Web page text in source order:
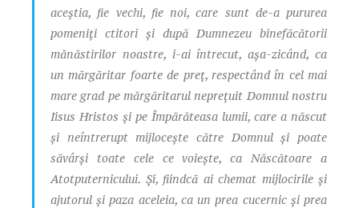
aceştia, fie vechi, fie noi, care sunt de-a pururea
pomeniţi ctitori şi după Dumnezeu binefăcătorii
mănăstirilor noastre, i-ai întrecut, aşa-zicând, ca
un mărgăritar foarte de preţ, respectând în cel mai
mare grad pe mărgăritarul nepreţuit Domnul nostru
Iisus Hristos şi pe Împărăteasa lumii, care a născut
şi neîntrerupt mijloceşte către Domnul şi poate
săvârşi toate cele ce voieşte, ca Născătoare a
Atotputernicului. Şi, fiindcă ai chemat mijlocirile şi
ajutorul şi paza aceleia, ca un prea cucernic şi prea